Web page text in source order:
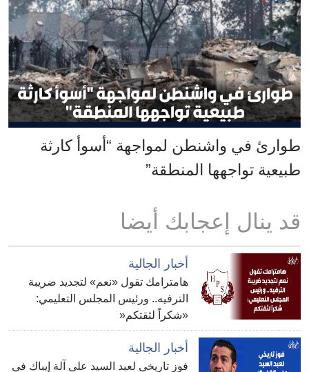
طوارئ في واشنطن لمواجهة “أسوأ كارثة
طبيعية تواجهها المنطقة”
قد ينال إعجابك أيضا
أخبار الجالية
هامترامك تقول «نعم» لتجديد ضريبة
الترفيه.. ورئيس المجلس التعليمي:
«شكراً لثقتكم«
أخبار الجالية
فوز تاريخي لعبد السيد على آلة إيباك في